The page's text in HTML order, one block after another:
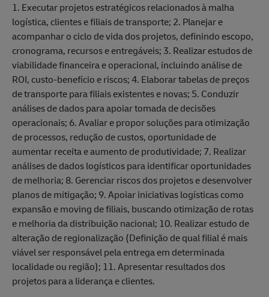
1. Executar projetos estratégicos relacionados à malha
logística, clientes e filiais de transporte; 2. Planejar e
acompanhar o ciclo de vida dos projetos, definindo escopo,
cronograma, recursos e entregáveis; 3. Realizar estudos de
viabilidade financeira e operacional, incluindo análise de
ROI, custo-benefício e riscos; 4. Elaborar tabelas de preços
de transporte para filiais existentes e novas; 5. Conduzir
análises de dados para apoiar tomada de decisões
operacionais; 6. Avaliar e propor soluções para otimização
de processos, redução de custos, oportunidade de
aumentar receita e aumento de produtividade; 7. Realizar
análises de dados logísticos para identificar oportunidades
de melhoria; 8. Gerenciar riscos dos projetos e desenvolver
planos de mitigação; 9. Apoiar iniciativas logísticas como
expansão e moving de filiais, buscando otimização de rotas
e melhoria da distribuição nacional; 10. Realizar estudo de
alteração de regionalização (Definição de qual filial é mais
viável ser responsável pela entrega em determinada
localidade ou região); 11. Apresentar resultados dos
projetos para a liderança e clientes.